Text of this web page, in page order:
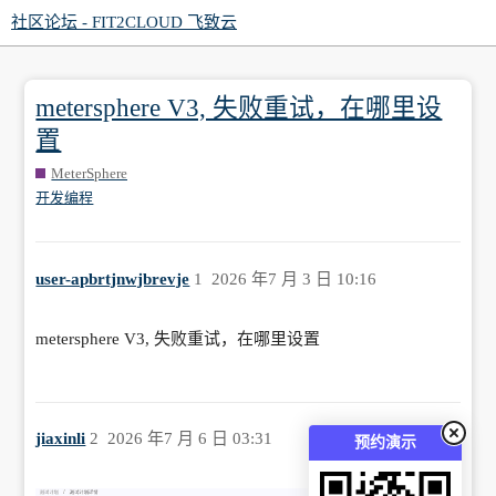
预约演示
社区论坛 - FIT2CLOUD 飞致云
metersphere V3, 失败重试，在哪里设
置
MeterSphere
开发编程
user-apbrtjnwjbrevje 2026 年7 月 3 日 10:16
1
metersphere V3, 失败重试，在哪里设置
jiaxinli 2026 年7 月 6 日 03:31
2